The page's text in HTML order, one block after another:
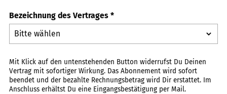
Bezeichnung des Vertrages *
Mit Klick auf den untenstehenden Button widerrufst Du Deinen
Vertrag mit sofortiger Wirkung. Das Abonnement wird sofort
beendet und der bezahlte Rechnungsbetrag wird Dir erstattet. Im
Anschluss erhältst Du eine Eingangsbestätigung per Mail.